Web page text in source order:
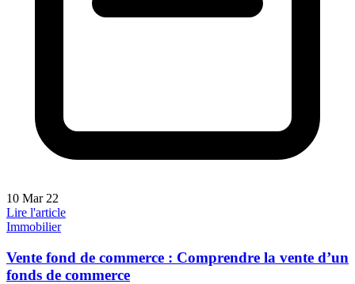
10 Mar 22
Lire l'article
Immobilier
Vente fond de commerce : Comprendre la vente d’un
fonds de commerce